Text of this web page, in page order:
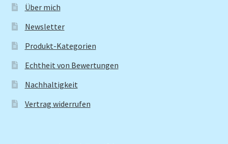
Über mich
Newsletter
Produkt-Kategorien
Echtheit von Bewertungen
Nachhaltigkeit
Vertrag widerrufen